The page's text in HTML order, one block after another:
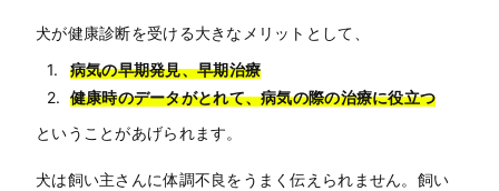
犬が健康診断を受ける大きなメリットとして、
1.
病気の早期発見、早期治療
2. 健康時のデータがとれて、病気の際の治療に役立つ
ということがあげられます。
犬は飼い主さんに体調不良をうまく伝えられません。飼い